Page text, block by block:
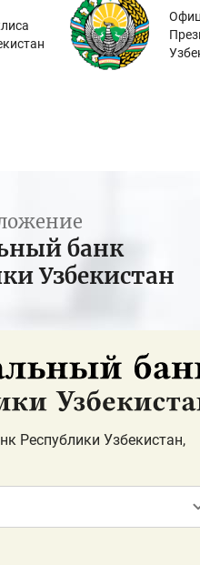
банк
Узбекистан
Республики Узбекистан,